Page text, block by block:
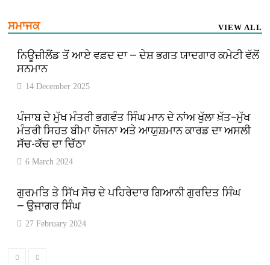
ਸਮਾਜਕ VIEW ALL
ਨਿਊਜ਼ੀਲੈਂਡ ਤੋਂ ਆਏ ਵਫ਼ਦ ਦਾ — ਦੇਸ਼ ਭਗਤ ਯਾਦਗਾਰ ਕਮੇਟੀ ਵੱਲੋਂ
ਸਨਮਾਨ
14 December 2025
ਪੰਜਾਬ ਦੇ ਮੁੱਖ ਮੰਤਰੀ ਭਗਵੰਤ ਸਿੰਘ ਮਾਨ ਦੇ ਨਾਂਅ ਖੁੱਲਾ ਖ਼ੱਤ–ਮੁੱਖ
ਮੰਤਰੀ ਸਿਹਤ ਬੀਮਾ ਯੋਜਨਾ ਅਤੇ ਆਯੁਸ਼ਮਾਨ ਕਾਰਡ ਦਾ ਅਸਲੀ
ਸੱਚ-ਕੱਚ ਦਾ ਚਿੱਠਾ
6 March 2024
ਗੁਰਮਤਿ ਤੇ ਸਿੱਖ ਸੋਚ ਦੇ ਪਹਿਰੇਦਾਰ ਗਿਆਨੀ ਗੁਰਦਿਤ ਸਿੰਘ
— ਉਜਾਗਰ ਸਿੰਘ
27 February 2024